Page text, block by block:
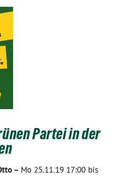
Partei in der
– Mo 25.11.19 17:00 bis